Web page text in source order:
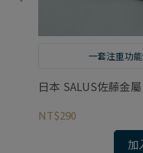
一套注重功
日本 SALUS佐藤金
NT$290
加